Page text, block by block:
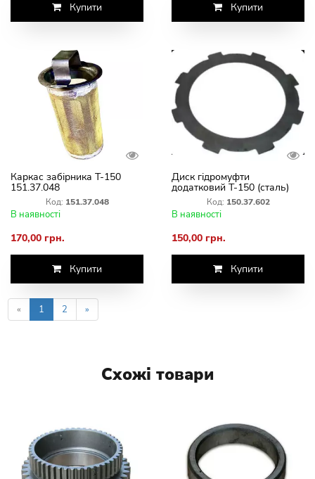
Купити Купити
Каркас забірника Т-150
151.37.048
Код: 151.37.048
В наявності
170,00 грн.
Купити
Диск гідромуфти
додатковий Т-150 (сталь)
150.37.602
Код: 150.37.602
В наявності
150,00 грн.
Купити
« 1 2 »
Схожі товари